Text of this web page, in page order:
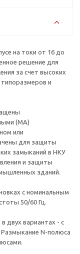
на токи от 16 до
решение для
за счет высоких
и
(MA)
или
для защиты
замыканий в НКУ
и защиты
зданий.
с номинальным
50/60 Гц.
двух вариантах - с
N-полюса